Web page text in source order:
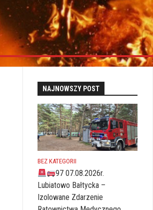
NAJNOWSZY POST
BEZ KATEGORII
97 07.08.2026r.
Lubiatowo Bałtycka –
Izolowane Zdarzenie